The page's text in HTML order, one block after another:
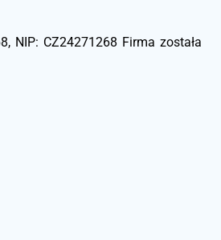
NIP: CZ24271268 Firma została